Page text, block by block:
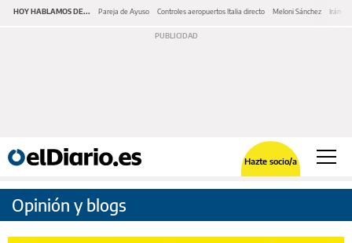
HOY HABLAMOS DE... Pareja de Ayuso Controles aeropuertos Italia directo Meloni Sánchez Irán
Hazte socio/a
Opinión y blogs